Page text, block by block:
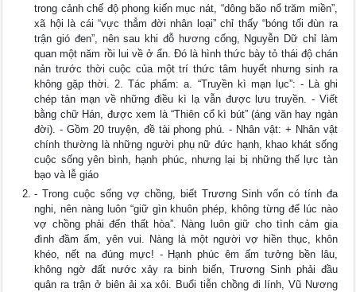
trong cảnh chế độ phong kiến mục nát, “dông bão nổ trăm miền”,
xã hội là cái “vực thẳm đời nhân loại” chỉ thấy “bóng tối đùn ra
trận gió đen”, nên sau khi đỗ hương cống, Nguyễn Dữ chỉ làm
quan một năm rồi lui về ở ẩn. Đó là hình thức bày tỏ thái độ chán
nản trước thời cuộc của một trí thức tâm huyết nhưng sinh ra
không gặp thời. 2. Tác phẩm: a. “Truyền kì mạn lục”: - Là ghi
chép tản mạn về những điều kì lạ vẫn được lưu truyền. - Viết
bằng chữ Hán, được xem là “Thiên cổ kì bút” (áng văn hay ngàn
đời). - Gồm 20 truyện, đề tài phong phú. - Nhân vật: + Nhân vật
chính thường là những người phụ nữ đức hạnh, khao khát sống
cuộc sống yên bình, hạnh phúc, nhưng lại bị những thế lực tàn
bạo và lễ giáo
- Trong cuộc sống vợ chồng, biết Trương Sinh vốn có tính đa
nghi, nên nàng luôn “giữ gìn khuôn phép, không từng để lúc nào
vợ chồng phải đến thất hòa”. Nàng luôn giữ cho tình cảm gia
đình đầm ấm, yên vui. Nàng là một người vợ hiền thục, khôn
khéo, nết na đúng mực! - Hạnh phúc êm ấm tưởng bền lâu,
không ngờ đất nước xảy ra binh biến, Trương Sinh phải đầu
quân ra trận ở biên ải xa xôi. Buổi tiễn chồng đi lính, Vũ Nương